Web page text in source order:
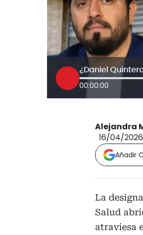
00:00:00
Alejandra
16/04/
Añadir
La
Salud
atraviesa